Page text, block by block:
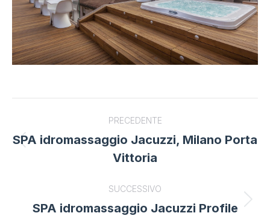
navigation
PRECEDENTE
Previous
project:
SPA idromassaggio Jacuzzi, Milano Porta
Vittoria
SUCCESSIVO
Next
SPA idromassaggio Jacuzzi Profile